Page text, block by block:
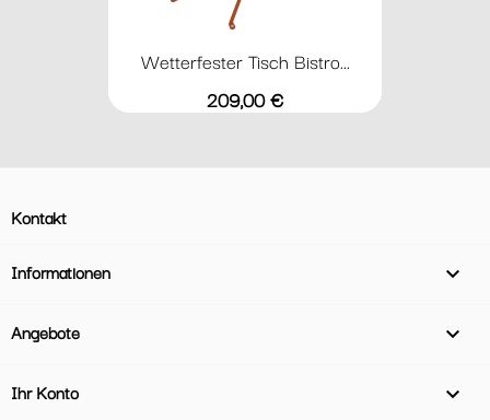
Wetterfester Tisch Bistro...
Preis
209,00 €
Kontakt
Informationen 
Angebote 
Ihr Konto 